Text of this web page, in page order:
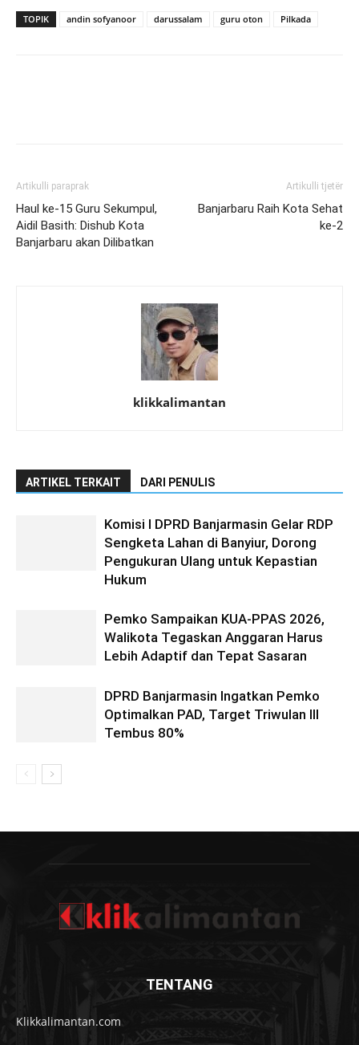
TOPIK andin sofyanoor darussalam guru oton Pilkada
Artikulli paraprak
Haul ke-15 Guru Sekumpul,
Aidil Basith: Dishub Kota
Banjarbaru akan Dilibatkan
Artikulli tjetër
Banjarbaru Raih Kota Sehat
ke-2
klikkalimantan
ARTIKEL TERKAIT DARI PENULIS
Komisi I DPRD Banjarmasin Gelar RDP
Sengketa Lahan di Banyiur, Dorong
Pengukuran Ulang untuk Kepastian
Hukum
Pemko Sampaikan KUA-PPAS 2026,
Walikota Tegaskan Anggaran Harus
Lebih Adaptif dan Tepat Sasaran
DPRD Banjarmasin Ingatkan Pemko
Optimalkan PAD, Target Triwulan III
Tembus 80%
TENTANG
Klikkalimantan.com